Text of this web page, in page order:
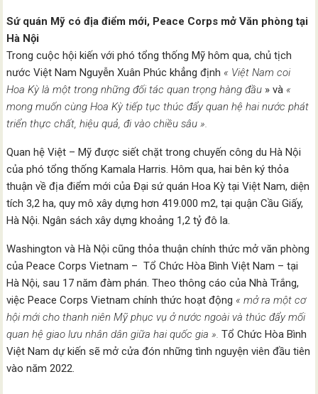
Sứ quán Mỹ có địa điểm mới, Peace Corps mở Văn phòng tại
Hà Nội
Trong cuộc hội kiến với phó tổng thống Mỹ hôm qua, chủ tịch
nước Việt Nam Nguyễn Xuân Phúc khẳng định « Việt Nam coi
Hoa Kỳ là một trong những đối tác quan trọng hàng đầu » và «
mong muốn cùng Hoa Kỳ tiếp tục thúc đẩy quan hệ hai nước phát
triển thực chất, hiệu quả, đi vào chiều sâu ».
Quan hệ Việt – Mỹ được siết chặt trong chuyến công du Hà Nội
của phó tổng thống Kamala Harris. Hôm qua, hai bên ký thỏa
thuận về địa điểm mới của Đại sứ quán Hoa Kỳ tại Việt Nam, diện
tích 3,2 ha, quy mô xây dựng hơn 419.000 m2, tại quận Cầu Giấy,
Hà Nội. Ngân sách xây dựng khoảng 1,2 tỷ đô la.
Washington và Hà Nội cũng thỏa thuận chính thức mở văn phòng
của Peace Corps Vietnam – Tổ Chức Hòa Bình Việt Nam – tại
Hà Nội, sau 17 năm đàm phán. Theo thông cáo của Nhà Trắng,
việc Peace Corps Vietnam chính thức hoạt động « mở ra một cơ
hội mới cho thanh niên Mỹ phục vụ ở nước ngoài và thúc đẩy mối
quan hệ giao lưu nhân dân giữa hai quốc gia ». Tổ Chức Hòa Bình
Việt Nam dự kiến sẽ mở cửa đón những tình nguyện viên đầu tiên
vào năm 2022.